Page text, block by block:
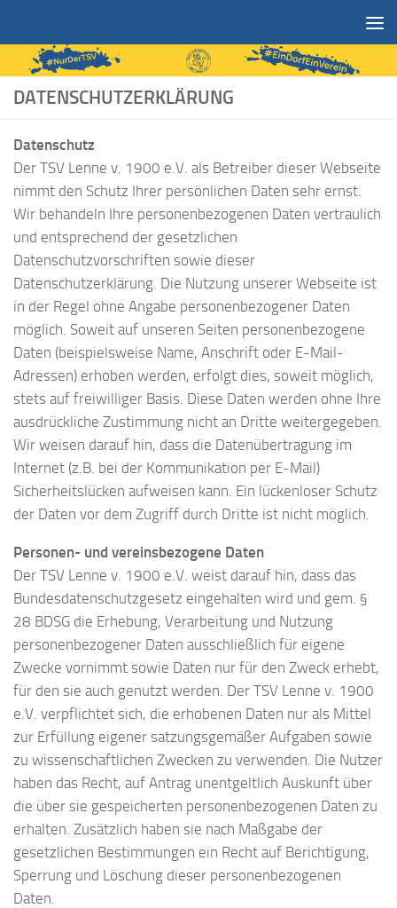
DATENSCHUTZERKLÄRUNG
Datenschutz
Der TSV Lenne v. 1900 e.V. als Betreiber dieser Webseite
nimmt den Schutz Ihrer persönlichen Daten sehr ernst.
Wir behandeln Ihre personenbezogenen Daten vertraulich
und entsprechend der gesetzlichen
Datenschutzvorschriften sowie dieser
Datenschutzerklärung. Die Nutzung unserer Webseite ist
in der Regel ohne Angabe personenbezogener Daten
möglich. Soweit auf unseren Seiten personenbezogene
Daten (beispielsweise Name, Anschrift oder E-Mail-
Adressen) erhoben werden, erfolgt dies, soweit möglich,
stets auf freiwilliger Basis. Diese Daten werden ohne Ihre
ausdrückliche Zustimmung nicht an Dritte weitergegeben.
Wir weisen darauf hin, dass die Datenübertragung im
Internet (z.B. bei der Kommunikation per E-Mail)
Sicherheitslücken aufweisen kann. Ein lückenloser Schutz
der Daten vor dem Zugriff durch Dritte ist nicht möglich.
Personen- und vereinsbezogene Daten
Der TSV Lenne v. 1900 e.V. weist darauf hin, dass das
Bundesdatenschutzgesetz eingehalten wird und gem. §
28 BDSG die Erhebung, Verarbeitung und Nutzung
personenbezogener Daten ausschließlich für eigene
Zwecke vornimmt sowie Daten nur für den Zweck erhebt,
für den sie auch genutzt werden. Der TSV Lenne v. 1900
e.V. verpflichtet sich, die erhobenen Daten nur als Mittel
zur Erfüllung eigener satzungsgemäßer Aufgaben sowie
zu wissenschaftlichen Zwecken zu verwenden. Die Nutzer
haben das Recht, auf Antrag unentgeltlich Auskunft über
die über sie gespeicherten personenbezogenen Daten zu
erhalten. Zusätzlich haben sie nach Maßgabe der
gesetzlichen Bestimmungen ein Recht auf Berichtigung,
Sperrung und Löschung dieser personenbezogenen
Daten.